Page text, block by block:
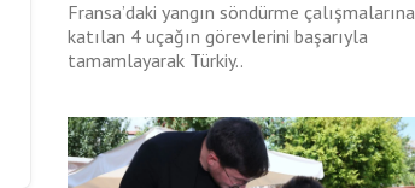
Fransa’daki yangın söndürme çalışmalarına
katılan 4 uçağın görevlerini başarıyla
tamamlayarak Türkiy..